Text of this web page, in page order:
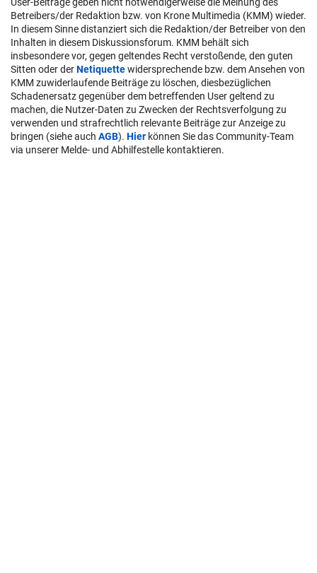
User-Beiträge geben nicht notwendigerweise die Meinung des
Betreibers/der Redaktion bzw. von Krone Multimedia (KMM) wieder.
In diesem Sinne distanziert sich die Redaktion/der Betreiber von den
Inhalten in diesem Diskussionsforum. KMM behält sich
insbesondere vor, gegen geltendes Recht verstoßende, den guten
Sitten oder derNetiquettewidersprechende bzw. dem Ansehen von
KMM zuwiderlaufende Beiträge zu löschen, diesbezüglichen
Schadenersatz gegenüber dem betreffenden User geltend zu
machen, die Nutzer-Daten zu Zwecken der Rechtsverfolgung zu
verwenden und strafrechtlich relevante Beiträge zur Anzeige zu
bringen (siehe auch AGB). Hier können Sie das Community-Team
via unserer Melde- und Abhilfestelle kontaktieren.